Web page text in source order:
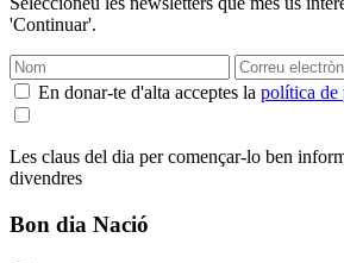
'Continuar'.
En donar-te d'alta acceptes la política de
Les claus del dia per començar-lo ben
divendres
Bon dia Nació